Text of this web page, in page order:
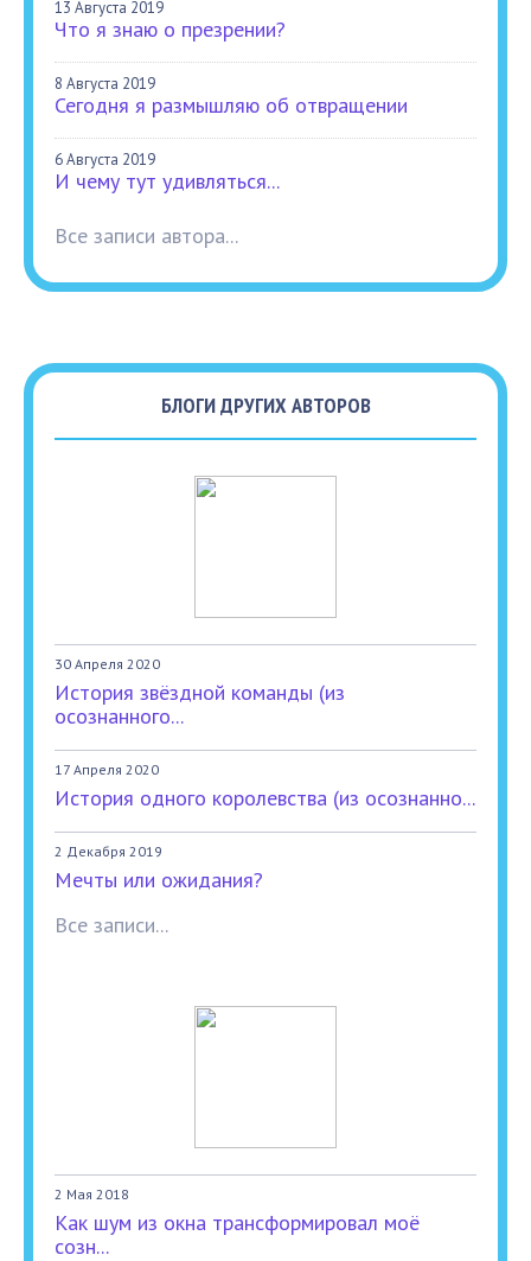
13 Августа 2019
Что я знаю о презрении?
8 Августа 2019
Сегодня я размышляю об отвращении
6 Августа 2019
И чему тут удивляться...
Все записи автора...
БЛОГИ ДРУГИХ АВТОРОВ
30 Апреля 2020
История звёздной команды (из
осознанного...
17 Апреля 2020
История одного королевства (из осознанно...
2 Декабря 2019
Мечты или ожидания?
Все записи...
2 Мая 2018
Как шум из окна трансформировал моё
созн...